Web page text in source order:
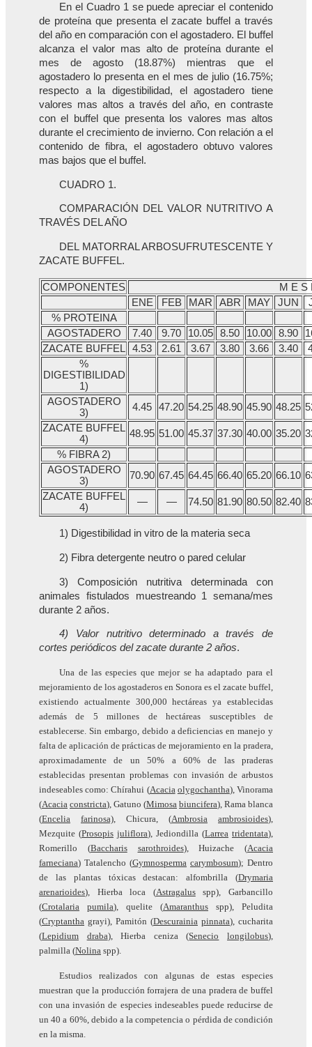
En el Cuadro 1 se puede apreciar el contenido
de proteína que presenta el zacate buffel a través
del año en comparación con el agostadero. El buffel
alcanza el valor mas alto de proteína durante el
mes de agosto (18.87%) mientras que el
agostadero lo presenta en el mes de julio (16.75%;
respecto a la digestibilidad, el agostadero tiene
valores mas altos a través del año, en contraste
con el buffel que presenta los valores mas altos
durante el crecimiento de invierno. Con relación a el
contenido de fibra, el agostadero obtuvo valores
mas bajos que el buffel.
CUADRO 1.
COMPARACIÓN DEL VALOR NUTRITIVO A
TRAVÉS DEL AÑO
DEL MATORRAL ARBOSUFRUTESCENTE Y
ZACATE BUFFEL.
COMPONENTES
M E S
ENE
FEB MAR ABR MAY JUN
% PROTEINA
AGOSTADERO
7.40 9.70 10.05 8.50 10.00 8.90
ZACATE BUFFEL
4.53 2.61 3.67 3.80 3.66 3.40
%
DIGESTIBILIDAD
1)
AGOSTADERO
3)
4.45 47.20 54.25 48.90 45.90 48.25
ZACATE BUFFEL
4)
48.95 51.00 45.37 37.30 40.00 35.20
% FIBRA 2)
AGOSTADERO
3)
70.90 67.45 64.45 66.40 65.20 66.10
ZACATE BUFFEL
4)
— — 74.50 81.90 80.50 82.40
1) Digestibilidad in vitro de la materia seca
2) Fibra detergente neutro o pared celular
3) Composición nutritiva determinada con
animales fistulados muestreando 1 semana/mes
durante 2 años.
4) Valor nutritivo determinado a través de
cortes periódicos del zacate durante 2 años.
Una de las especies que mejor se ha adaptado para el
mejoramiento de los agostaderos en Sonora es el zacate buffel,
existiendo actualmente 300,000 hectáreas ya establecidas
además de 5 millones de hectáreas susceptibles de
establecerse. Sin embargo, debido a deficiencias en manejo y
falta de aplicación de prácticas de mejoramiento en la pradera,
aproximadamente de un 50% a 60% de las praderas
establecidas presentan problemas con invasión de arbustos
indeseables como: Chírahui (Acacia olygochantha), Vinorama
(Acacia constricta), Gatuno (Mimosa biuncifera), Rama blanca
(Encelia farinosa) , Chicura, (Ambrosia ambrosioides),
Mezquite (Prosopis juliflora), Jediondilla (Larrea tridentata),
Romerillo (Baccharis sarothroides), Huizache (Acacia
farneciana) Tatalencho (Gymnosperma carymbosum); Dentro
de las plantas tóxicas destacan: alfombrilla (Drymaria
arenarioides), Hierba loca (Astragalusspp), Garbancillo
(Crotalaria pumila), quelite (Amaranthus spp), Peludita
(Cryptantha grayi), Pamitón (Descurainia pinnata), cucharita
(Lepidium draba), Hierba ceniza (Senecio longilobus),
palmilla (Nolina spp).
Estudios realizados con algunas de estas especies
muestran que la producción forrajera de una pradera de buffel
con una invasión de especies indeseables puede reducirse de
un 40 a 60%, debido a la competencia o pérdida de condición
en la misma.